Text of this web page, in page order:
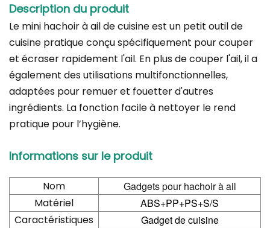
Description du produit
Le mini hachoir à ail de cuisine est un petit outil de
cuisine pratique conçu spécifiquement pour couper
et écraser rapidement l'ail. En plus de couper l'ail, il a
également des utilisations multifonctionnelles,
adaptées pour remuer et fouetter d'autres
ingrédients. La fonction facile à nettoyer le rend
pratique pour l’hygiène.
Informations sur le produit
Nom
Gadgets pour hachoir à ail
Matériel
ABS+PP+PS+S/S
Caractéristiques
Gadget de cuisine